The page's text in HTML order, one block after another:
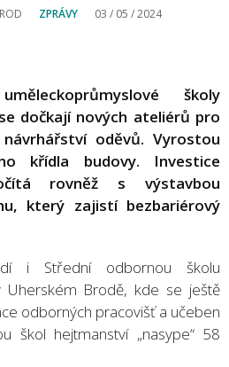
ZPRÁVY 03 / 05 / 2024
školy
dočkají nových ateliérů pro
oděvů. Vyrostou
křídla budovy. Investice
rovněž s výstavbou
který zajistí bezbariérový
i Střední odbornou školu
Uherském Brodě, kde se ještě
odborných pracovišť a učeben
škol hejtmanství „nasype“ 58